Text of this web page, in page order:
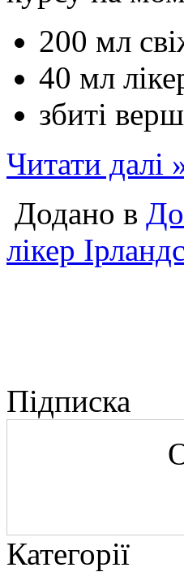
200 мл
40 мл
збиті
Читати далі
Додано в
лікер
Підписка
Категорії